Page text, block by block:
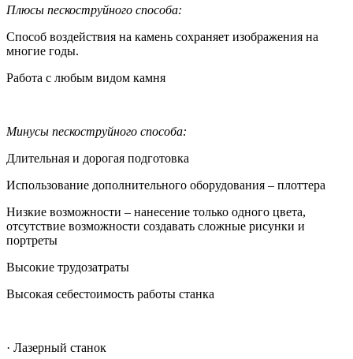
Плюсы пескоструйного способа:
Способ воздействия на камень сохраняет изображения на
многие годы.
Работа с любым видом камня
Минусы пескоструйного способа:
Длительная и дорогая подготовка
Использование дополнительного оборудования – плоттера
Низкие возможности – нанесение только одного цвета,
отсутствие возможности создавать сложные рисунки и
портреты
Высокие трудозатраты
Высокая себестоимость работы станка
· Лазерный станок